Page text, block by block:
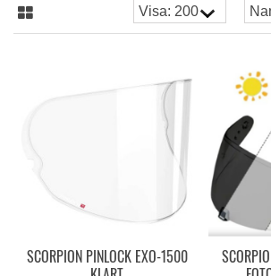
SCORPION PINLOCK EXO-1500